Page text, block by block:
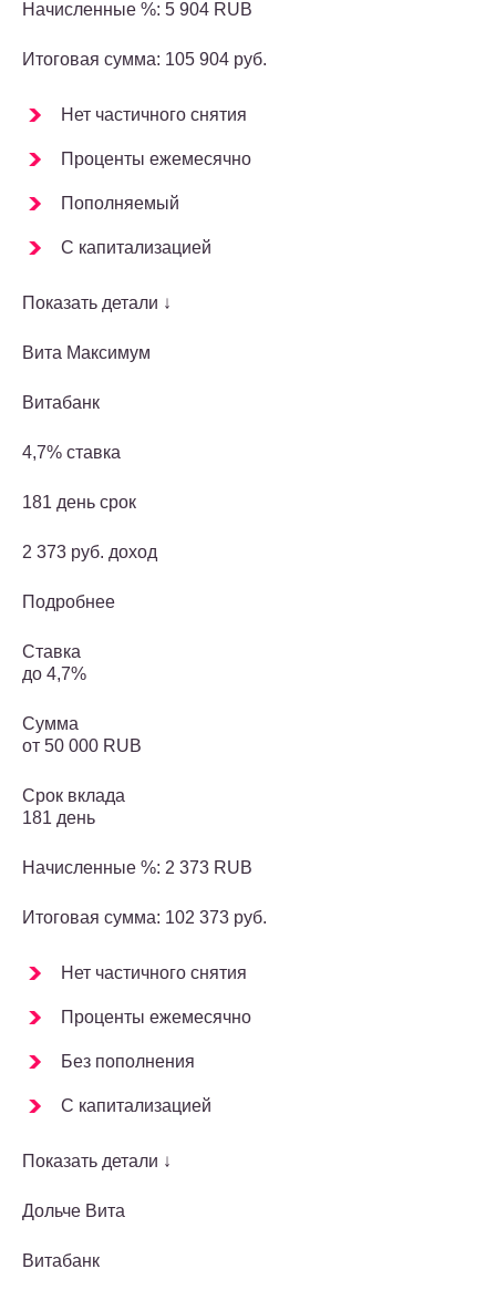
Начисленные %: 5 904 RUB
Итоговая сумма: 105 904 руб.
Нет частичного снятия
Проценты ежемесячно
Пополняемый
С капитализацией
Показать детали ↓
Вита Максимум
Витабанк
4,7% ставка
181 день срок
2 373 руб. доход
Подробнее
Ставка
до 4,7%
Сумма
от 50 000 RUB
Срок вклада
181 день
Начисленные %: 2 373 RUB
Итоговая сумма: 102 373 руб.
Нет частичного снятия
Проценты ежемесячно
Без пополнения
С капитализацией
Показать детали ↓
Дольче Вита
Витабанк